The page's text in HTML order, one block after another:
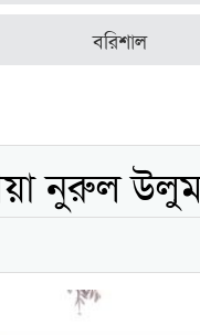
বরিশাল
নুরুল উলুম